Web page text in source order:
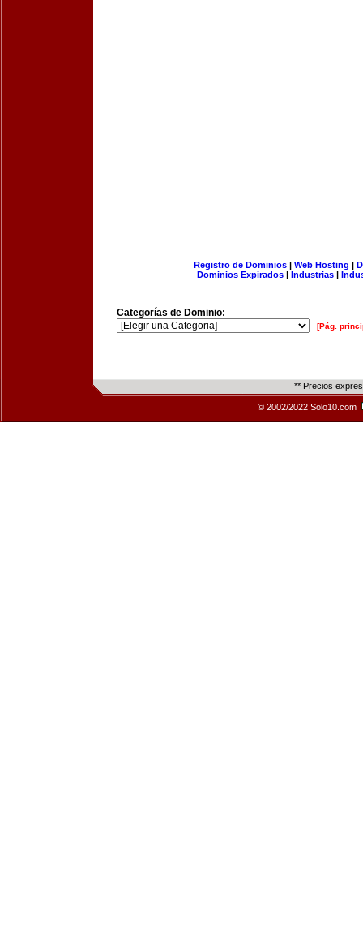
Registro de Dominios| Web Hosting |
Dominios Expirados | Industrias |
Categorías de Dominio:
[Pág.
** Precios
© 2002/2022 Solo10.com